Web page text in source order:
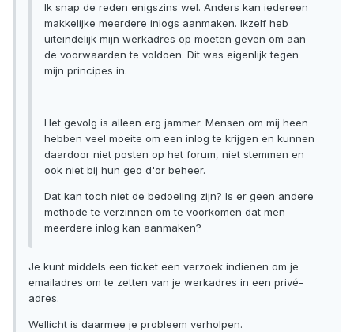
Ik snap de reden enigszins wel. Anders kan iedereen
makkelijke meerdere inlogs aanmaken. Ikzelf heb
uiteindelijk mijn werkadres op moeten geven om aan
de voorwaarden te voldoen. Dit was eigenlijk tegen
mijn principes in.
Het gevolg is alleen erg jammer. Mensen om mij heen
hebben veel moeite om een inlog te krijgen en kunnen
daardoor niet posten op het forum, niet stemmen en
ook niet bij hun geo d'or beheer.
Dat kan toch niet de bedoeling zijn? Is er geen andere
methode te verzinnen om te voorkomen dat men
meerdere inlog kan aanmaken?
Je kunt middels een ticket een verzoek indienen om je
emailadres om te zetten van je werkadres in een privé-
adres.
Wellicht is daarmee je probleem verholpen.